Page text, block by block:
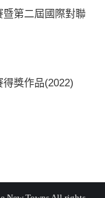
第二屆國際對聯
獎作品(2022)